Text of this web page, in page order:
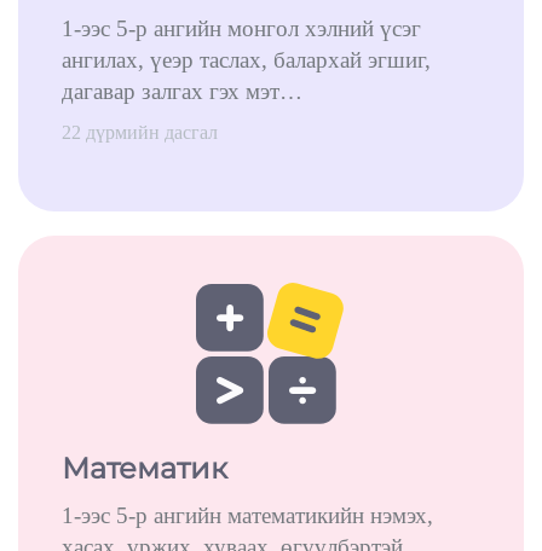
1-ээс 5-р ангийн монгол хэлний үсэг
ангилах, үеэр таслах, балархай эгшиг,
дагавар залгах гэх мэт…
22 дүрмийн дасгал
Математик
1-ээс 5-р ангийн математикийн нэмэх,